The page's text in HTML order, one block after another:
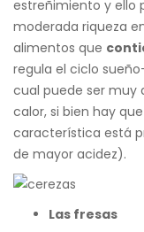
estreñimiento y ello
moderada riqueza
alimentos que
regula el ciclo
cual puede ser muy
calor, si bien hay
característica está
de mayor acidez).
Las fresas